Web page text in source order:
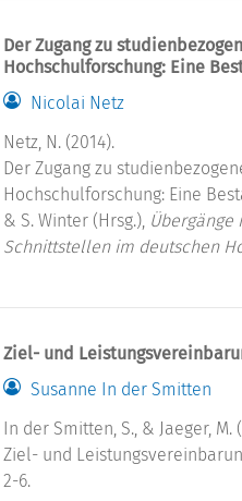
Der Zugang zu
Hochschulforschung: Eine
Nicolai Netz
Netz, N. (2014).
Der Zugang zu
Hochschulforschung: Eine
& S. Winter (Hrsg.), Übergänge
Schnittstellen im deutschen
Ziel- und
Susanne In der Smitten
In der Smitten, S., & Jaeger, M.
Ziel- und
2-6.